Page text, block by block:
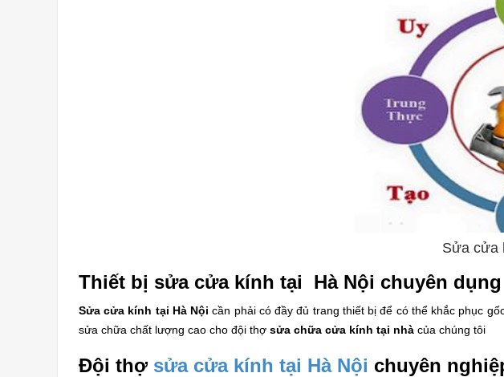
Sửa cửa
Thiết bị sửa cửa kính tại Hà Nội chuyên dụng
Sửa cửa kính tại Hà Nộicần phải có đầy đủ trang thiết bị để có thể khắc phục
sửa chữa chất lượng cao cho đội thợ sửa chữa cửa kính tại nhà của chúng tôi
Đội thợ sửa cửa kính tại Hà Nội chuyên